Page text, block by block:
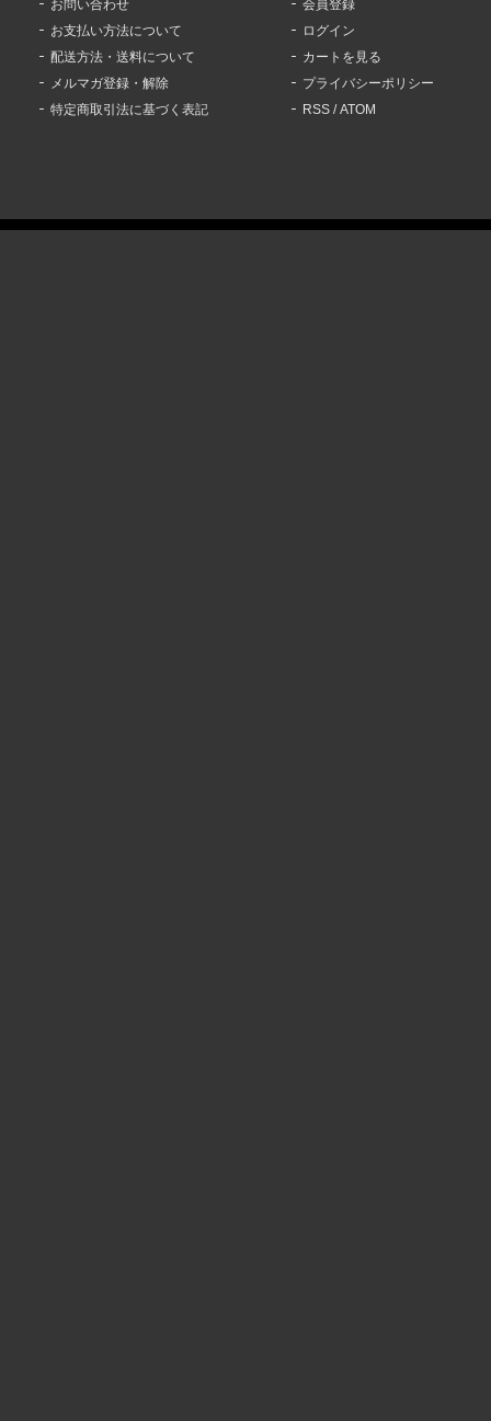
お問い合わせ
お支払い方法について
配送方法・送料について
メルマガ登録・解除
特定商取引法に基づく表記
会員登録
ログイン
カートを見る
プライバシーポリシー
RSS /ATOM